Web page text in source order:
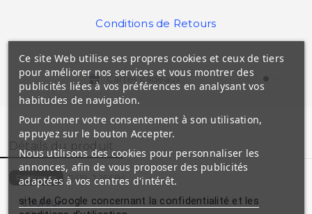
Conditions de Retours
Cartes cadeaux
Détails du produit
Référence 11419-J-16684
Couleur
Ce site Web utilise ses propres cookies et ceux de tiers
pour améliorer nos services et vous montrer des
publicités liées à vos préférences en analysant vos
habitudes de navigation.
Pour donner votre consentement à son utilisation,
appuyez sur le bouton Accepter.
Nous utilisons des cookies pour personnaliser les
annonces, afin de vous proposer des publicités
adaptées à vos centres d'intérêt.
site de Google concernant la confidentialité et les